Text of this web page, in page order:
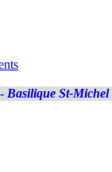
Basilique St-Michel